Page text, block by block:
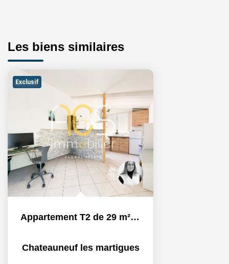
Les biens similaires
Exclusif
Appartement T2 de 29 m² au coeur du quartier de La Mède.
Chateauneuf les martigues